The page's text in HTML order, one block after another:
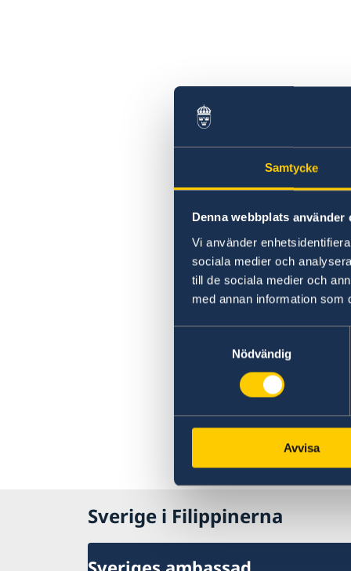
Samtycke
Denna webbplats använder
Vi använder
sociala medier och
till de sociala medier och
med annan information som
Nödvändig
Avvisa
Sverige i Filippinerna